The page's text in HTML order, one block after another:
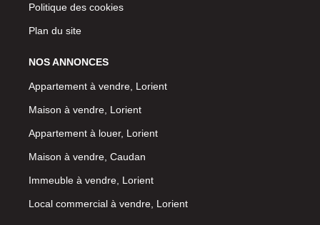
Politique des cookies
Plan du site
NOS ANNONCES
Appartement à vendre, Lorient
Maison à vendre, Lorient
Appartement à louer, Lorient
Maison à vendre, Caudan
Immeuble à vendre, Lorient
Local commercial à vendre, Lorient